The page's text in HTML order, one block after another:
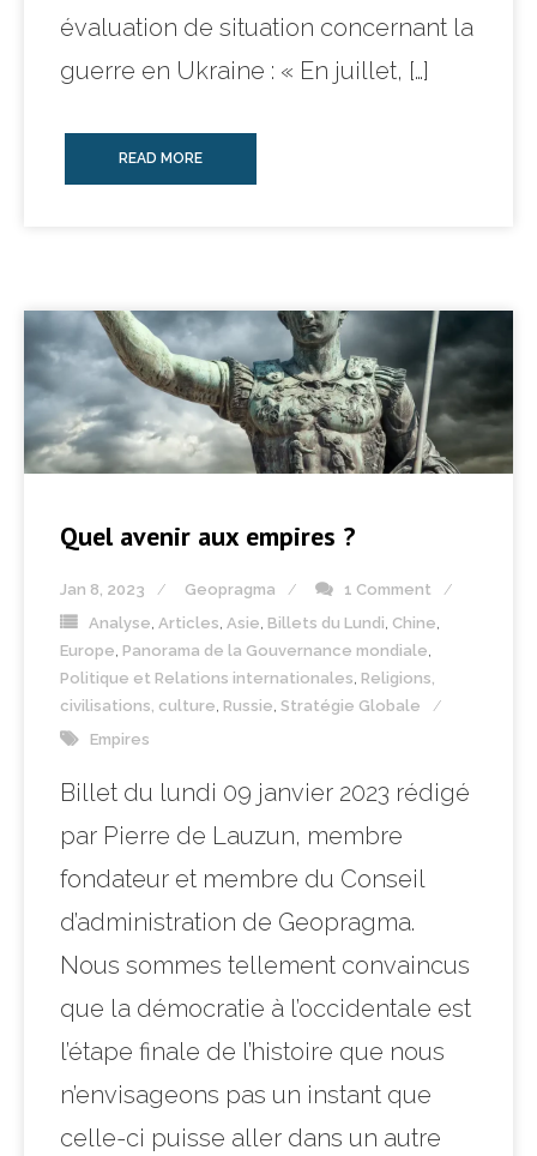
évaluation de situation concernant la
guerre en Ukraine : « En juillet, […]
READ MORE
Quel avenir aux empires ?
Jan 8, 2023 Geopragma
1 Comment
Analyse Articles Asie Billets du Lundi Chine
Europe Panorama de la Gouvernance mondiale
Politique et Relations internationales Religions,
civilisations, culture Russie Stratégie Globale
Empires
Billet du lundi 09 janvier 2023 rédigé
par Pierre de Lauzun, membre
fondateur et membre du Conseil
d’administration de Geopragma.
Nous sommes tellement convaincus
que la démocratie à l’occidentale est
l’étape finale de l’histoire que nous
n’envisageons pas un instant que
celle-ci puisse aller dans un autre